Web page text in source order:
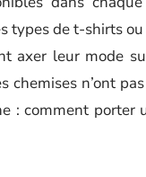
types de t-shirts
axer leur mode
n’ont
: comment